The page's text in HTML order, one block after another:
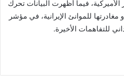
فيما أظهرت البيانات تحرك
للموانئ الإيرانية، في مؤشر
للتفاهمات الأخيرة.